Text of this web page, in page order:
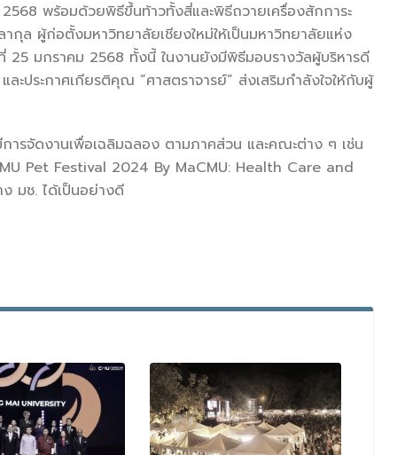
พร้อมด้วยพิธีขึ้นท้าวทั้งสี่และพิธีถวายเครื่องสักการะ
กุล ผู้ก่อตั้งมหาวิทยาลัยเชียงใหม่ให้เป็นมหาวิทยาลัยแห่ง
25 มกราคม 2568 ทั้งนี้ ในงานยังมีพิธีมอบรางวัลผู้บริหารดี
ะประกาศเกียรติคุณ “ศาสตราจารย์” ส่งเสริมกำลังใจให้กับผู้
จัดงานเพื่อเฉลิมฉลอง ตามภาคส่วน และคณะต่าง ๆ เช่น
Pet Festival 2024 By MaCMU: Health Care and
มช. ได้เป็นอย่างดี